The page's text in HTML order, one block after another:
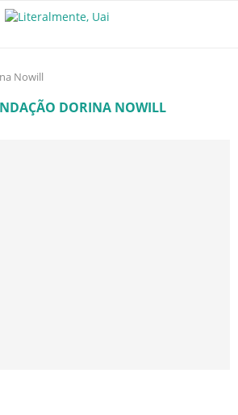
Nowill
DORINA NOWILL